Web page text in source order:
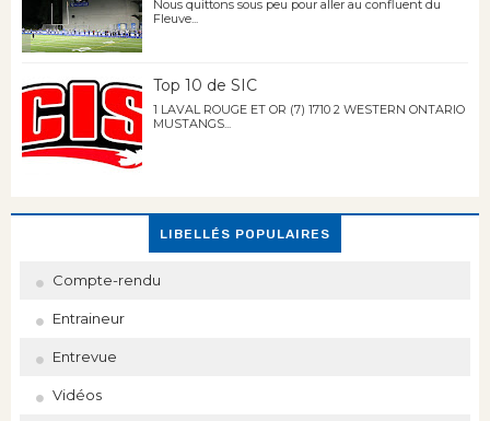
Nous quittons sous peu pour aller au confluent du
Fleuve...
Top 10 de SIC
1 LAVAL ROUGE ET OR (7) 1710 2 WESTERN ONTARIO
MUSTANGS...
LIBELLÉS POPULAIRES
Compte-rendu
Entraineur
Entrevue
Vidéos